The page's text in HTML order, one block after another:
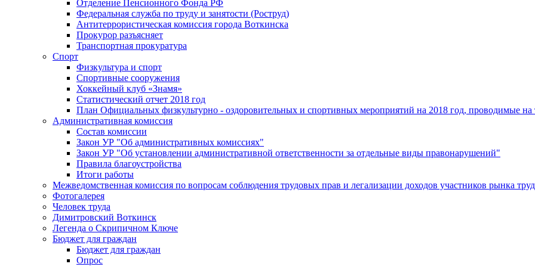
Отделение Пенсионного Фонда РФ
Федеральная служба по труду и занятости (Роструд)
Антитеррористическая комиссия города Воткинска
Прокурор разъясняет
Транспортная прокуратура
Спорт
Физкультура и спорт
Спортивные сооружения
Хоккейный клуб «Знамя»
Статистический отчет 2018 год
План Официальных физкультурно - оздоровительных и спортивных мероприятий на 2018 год, проводимые
Административная комиссия
Состав комиссии
Закон УР "Об административных комиссиях"
Закон УР "Об установлении административной ответственности за отдельные виды правонарушений"
Правила благоустройства
Итоги работы
Межведомственная комиссия по вопросам соблюдения трудовых прав и легализации доходов участников рынка
Фотогалерея
Человек труда
Димитровский Воткинск
Легенда о Скрипичном Ключе
Бюджет для граждан
Бюджет для граждан
Опрос